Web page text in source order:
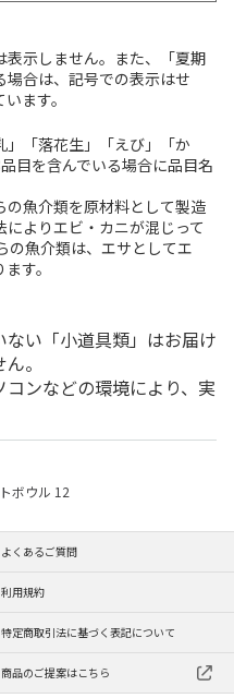
示しません。また、「夏期
合は、記号での表示はせ
ます。
「落花生」「えび」「か
目を含んでいる場合に品目名
魚介類を原材料として製造
よりエビ・カニが混じって
の魚介類は、エサとしてエ
す。
い「小道具類」はお届け
。
ンなどの環境により、実
ボウル 12
よくあるご質問
利用規約
特定商取引法に基づく表記について
商品のご提案はこちら